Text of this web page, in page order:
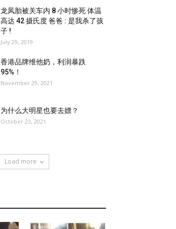
龙凤胎被关车内 8 小时惨死 体温
高达 42 摄氏度 爸爸 : 是我杀了孩
子 !
July 29, 2019
香港品牌维他奶，利润暴跌
95%！
November 29, 2021
为什么大明星也要去嫖？
October 23, 2021
Load more